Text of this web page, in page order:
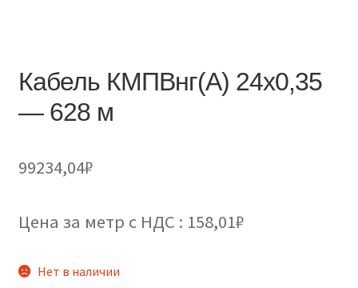
Кабель КМПВнг(А) 24х0,35
— 628 м
99234,04₽
Цена за метр с НДС : 158,01₽
Нет в наличии